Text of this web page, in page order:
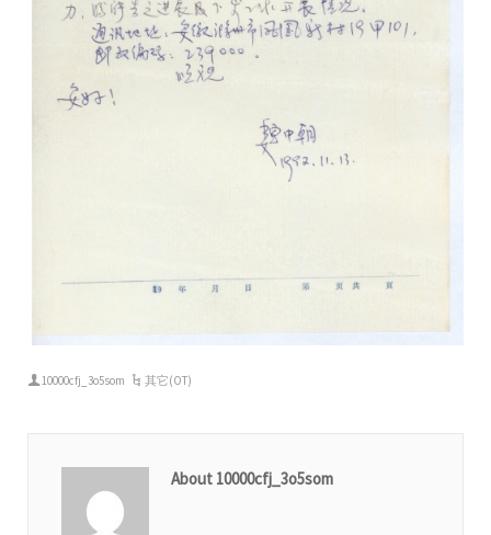
10000cfj_3o5som 其它(OT)
About 10000cfj_3o5som